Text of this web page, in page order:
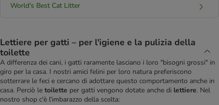
World's Best Cat Litter
Lettiere per gatti – per l'igiene e la pulizia della
toilette
A differenza dei cani, i gatti raramente lasciano i loro "bisogni grossi" in
giro per la casa. I nostri amici felini per loro natura preferiscono
sotterrare le feci e cercano di adottare questo comportamento anche in
casa. Perciò le toilette per gatti vengono dotate anche di lettiere. Nel
nostro shop c'è l'imbarazzo della scelta: